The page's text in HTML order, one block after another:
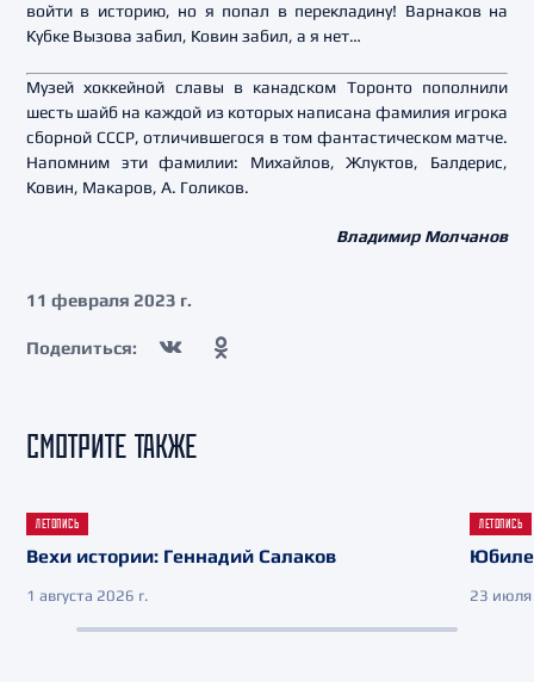
войти в историю, но я попал в перекладину! Варнаков на
Кубке Вызова забил, Ковин забил, а я нет…
Музей хоккейной славы в канадском Торонто пополнили
шесть шайб на каждой из которых написана фамилия игрока
сборной СССР, отличившегося в том фантастическом матче.
Напомним эти фамилии: Михайлов, Жлуктов, Балдерис,
Ковин, Макаров, А. Голиков.
Владимир Молчанов
11 февраля 2023 г.
Поделиться:
СМОТРИТЕ ТАКЖЕ
ЛЕТОПИСЬ
Вехи истории: Геннадий Салаков
1 августа 2026 г.
ЛЕТОПИСЬ
23 июля